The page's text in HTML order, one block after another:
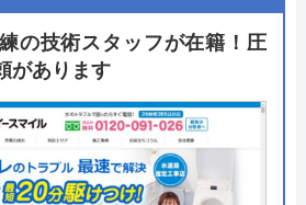
社員もしくは契約しているエン
しますが、全ての商品に対し
。TOTOやLIXIL、Panasonicな
ーのトイレを取り揃えており、
パック」では工事費や処分費な
の技術スタッフが在籍！圧
があります